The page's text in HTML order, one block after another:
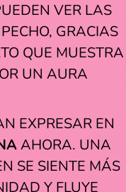
VER LAS
GRACIAS
QUE MUESTRA
UN AURA
EXPRESAR EN
AHORA. UNA
SE SIENTE MÁS
Y FLUYE